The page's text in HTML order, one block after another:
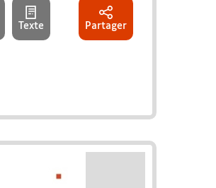
Texte Partager